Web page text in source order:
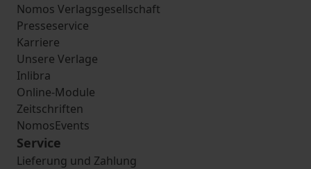
Nomos Verlagsgesellschaft
Presseservice
Karriere
Unsere Verlage
Inlibra
Online-Module
Zeitschriften
NomosEvents
Service
Lieferung und Zahlung